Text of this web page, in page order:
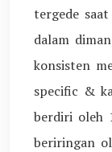
tergede
dalam
konsisten
specific &
berdiri oleh
beriringan